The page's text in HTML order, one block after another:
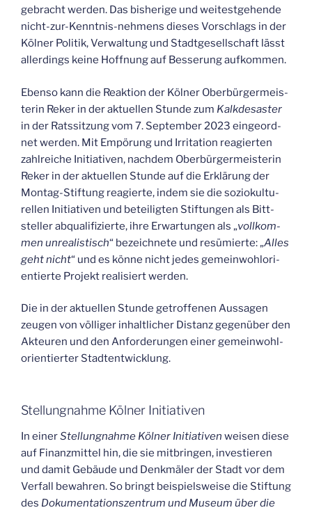
ge­bracht wer­den. Das bis­he­ri­ge und wei­test­ge­hen­de
nicht-zur-Kennt­nis-neh­mens die­ses Vor­schlags in der
Köl­ner Poli­tik, Ver­wal­tung und Stadt­ge­sell­schaft lässt
aller­dings kei­ne Hoff­nung auf Bes­se­rung aufkommen.
Eben­so kann die Reak­ti­on der Köl­ner Ober­bür­ger­meis­
te­rin Reker in der aktu­el­len Stun­de zum Kalk­de­sas­ter
in der Rats­sit­zung vom 7. Sep­tem­ber 2023 ein­ge­ord­
net wer­den. Mit Empö­rung und Irri­ta­ti­on reagier­ten
zahl­rei­che Initia­ti­ven, nach­dem Ober­bür­ger­meis­te­rin
Reker in der aktu­el­len Stun­de auf die Erklä­rung der
Mon­tag-Stif­tung reagier­te, indem sie die sozio­kul­tu­
rel­len Initia­ti­ven und betei­lig­ten Stif­tun­gen als Bitt­
stel­ler abqua­li­fi­zier­te, ihre Erwar­tun­gen als „voll­kom­
men unrea­lis­tisch“ bezeich­ne­te und resü­mier­te: „Alles
geht nicht“ und es kön­ne nicht jedes gemein­wohl­ori­
en­tier­te Pro­jekt rea­li­siert werden.
Die in der aktu­el­len Stun­de getrof­fe­nen Aus­sa­gen
zeu­gen von völ­li­ger inhalt­li­cher Distanz gegen­über den
Akteu­ren und den Anfor­de­run­gen einer gemein­wohl­
ori­en­tier­ter Stadtentwicklung.
Stel­lung­nah­me Köl­ner Initiativen
In einerStel­lung­nah­me Köl­ner Initia­ti­ven wei­sen die­se
auf Finanz­mit­tel hin, die sie mit­brin­gen, inves­tie­ren
und damit Gebäu­de und Denk­mä­ler der Stadt vor dem
Ver­fall bewah­ren. So bringt bei­spiels­wei­se die Stif­tung
des Doku­men­ta­ti­ons­zen­trum und Muse­um über die